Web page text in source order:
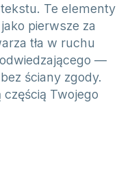
Te elementy
pierwsze za
tła w ruchu
—
ściany zgody.
Twojego